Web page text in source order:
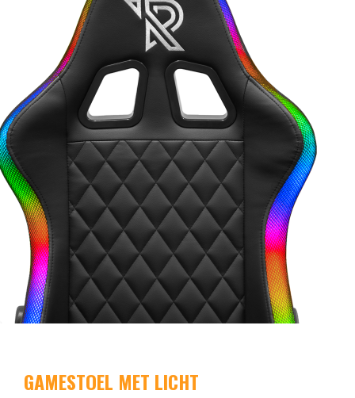
GAMESTOEL MET LICHT